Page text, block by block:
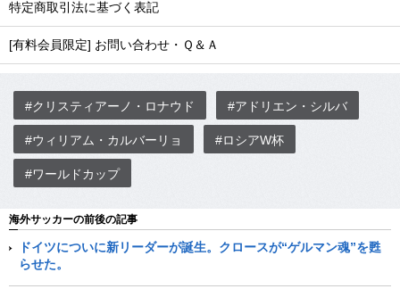
特定商取引法に基づく表記
[有料会員限定] お問い合わせ・Ｑ＆Ａ
#クリスティアーノ・ロナウド #アドリエン・シルバ
#ウィリアム・カルバーリョ #ロシアW杯
#ワールドカップ
海外サッカーの前後の記事
ドイツについに新リーダーが誕生。クロースが“ゲルマン魂”を甦
らせた。